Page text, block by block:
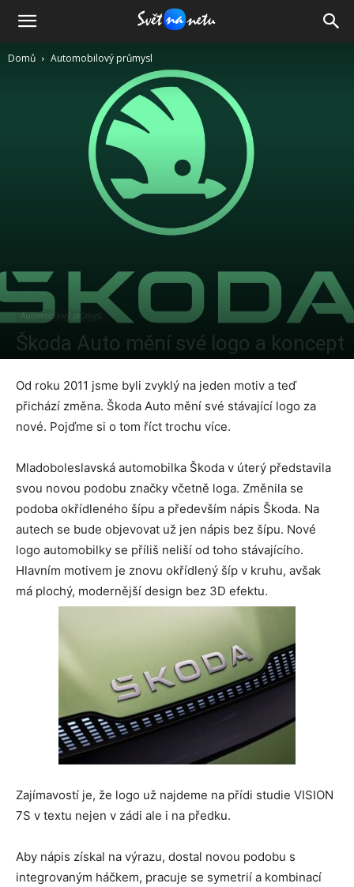
Domů Automobilový průmysl
Automobilový průmysl
Škoda Auto mění své logo a koncept
Od roku 2011 jsme byli zvyklý na jeden motiv a teď
přichází změna. Škoda Auto mění své stávající logo za
nové. Pojďme si o tom říct trochu více.
Mladoboleslavská automobilka Škoda v úterý představila
svou novou podobu značky včetně loga. Změnila se
podoba okřídleného šípu a především nápis Škoda. Na
autech se bude objevovat už jen nápis bez šípu. Nové
logo automobilky se příliš neliší od toho stávajícího.
Hlavním motivem je znovu okřídlený šíp v kruhu, avšak
má plochý, modernější design bez 3D efektu.
Zajímavostí je, že logo už najdeme na přídi studie VISION
7S v textu nejen v zádi ale i na předku.
Aby nápis získal na výrazu, dostal novou podobu s
integrovaným háčkem, pracuje se symetrií a kombinací